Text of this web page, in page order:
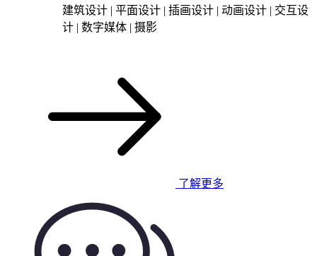
建筑设计 | 平面设计 | 插画设计 | 动画设计 | 交互设
计 | 数字媒体 | 摄影
了解更多